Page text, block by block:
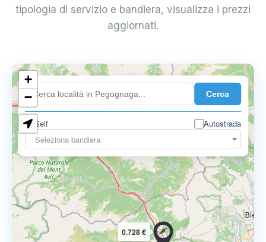
tipologia di servizio e bandiera, visualizza i prezzi
aggiornati.
Cerca
Self
Autostrada
Seleziona bandiera
0.728 €
0.899 €
+
−